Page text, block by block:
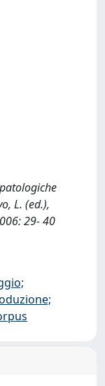
L. (ed.),
29- 40